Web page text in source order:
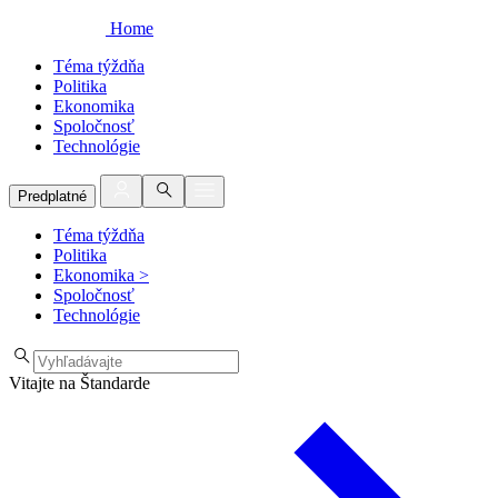
Home
Téma týždňa
Politika
Ekonomika
Spoločnosť
Technológie
Predplatné
Téma týždňa
Politika
Ekonomika >
Spoločnosť
Technológie
Vitajte na Štandarde